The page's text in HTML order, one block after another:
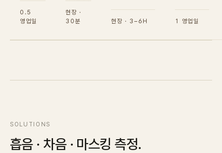
0.5
영업일
현장 ·
30분
현장 · 3–6H 1 영업일
SOLUTIONS
흡음 · 차음 · 마스킹 측정.